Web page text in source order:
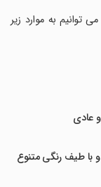
توانیم به موارد زیر
عادی
با طیف رنگی متنوع